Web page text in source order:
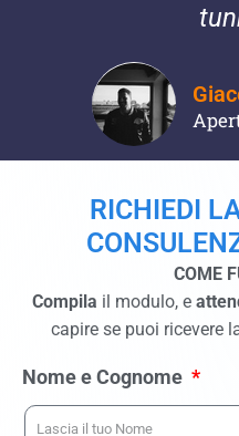
RICHIEDI
COME
Compila il modulo, e
capire se puoi ricevere
Nome e Cognome